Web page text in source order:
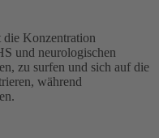
die Konzentration
und neurologischen
zu surfen und sich auf die
während